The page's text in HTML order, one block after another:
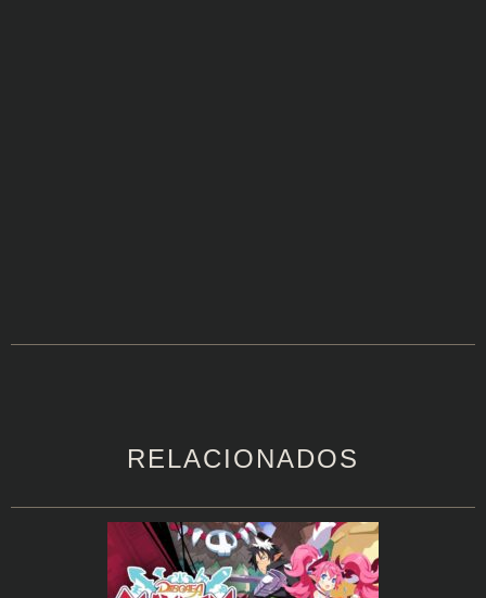
RELACIONADOS